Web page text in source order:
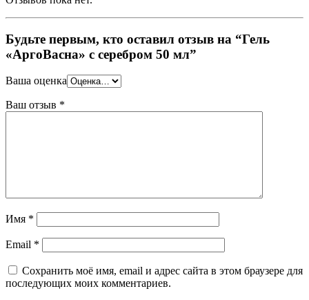
Будьте первым, кто оставил отзыв на “Гель
«АргоВасна» с серебром 50 мл”
Ваша оценка
Ваш отзыв *
Имя *
Email *
Сохранить моё имя, email и адрес сайта в этом браузере для
последующих моих комментариев.